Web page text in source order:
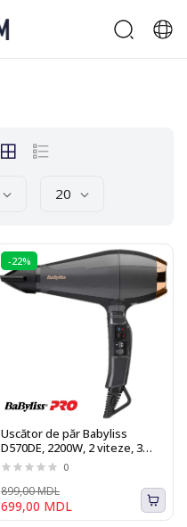
20
-22%
Uscător de păr Babyliss
D570DE, 2200W, 2 viteze, 3
trepte temperatura
0
699,00 MDL
899,00 MDL